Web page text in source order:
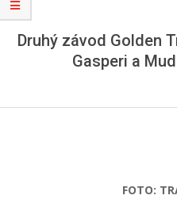
Druhý závod Golden
Gasperi a
FOTO: